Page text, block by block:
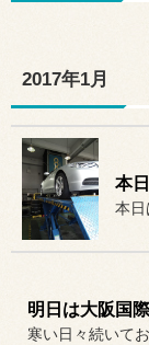
2017年1月
本
本日
明日は大阪国
寒い日々続いて